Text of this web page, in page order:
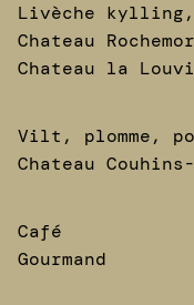
Livèche
Chateau
Chateau la
Vilt, plomme,
Chateau
Café